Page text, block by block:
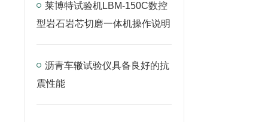
莱博特试验机LBM-150C数控
型岩石岩芯切磨一体机操作说明
沥青车辙试验仪具备良好的抗
震性能